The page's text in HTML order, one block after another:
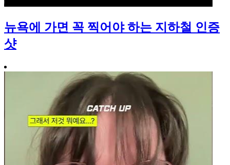
뉴욕에 가면 꼭 찍어야 하는 지하철 인증
샷